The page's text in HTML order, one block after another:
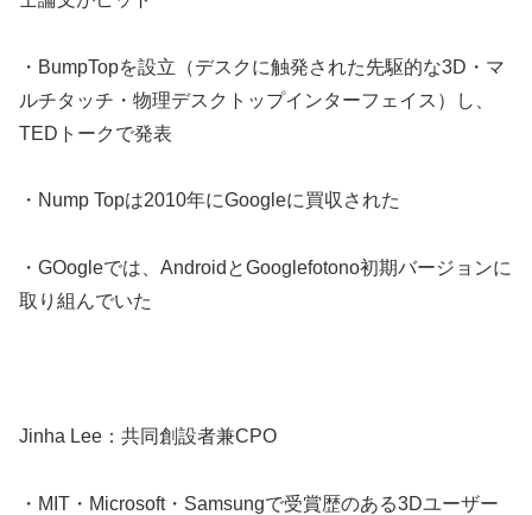
・BumpTopを設立（デスクに触発された先駆的な3D・マ
ルチタッチ・物理デスクトップインターフェイス）し、
TEDトークで発表
・Nump Topは2010年にGoogleに買収された
・GOogleでは、AndroidとGooglefotono初期バージョンに
取り組んでいた
Jinha Lee：共同創設者兼CPO
・MIT・Microsoft・Samsungで受賞歴のある3Dユーザー